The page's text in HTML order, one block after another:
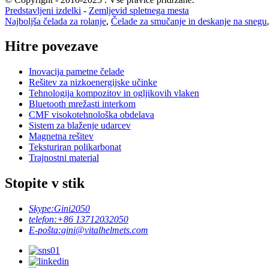
Predstavljeni izdelki - Zemljevid spletnega mesta
Najboljša čelada za rolanje, Čelade za smučanje in deskanje na snegu,
Hitre povezave
Inovacija pametne čelade
Rešitev za nizkoenergijske učinke
Tehnologija kompozitov in ogljikovih vlaken
Bluetooth mrežasti interkom
CMF visokotehnološka obdelava
Sistem za blaženje udarcev
Magnetna rešitev
Teksturiran polikarbonat
Trajnostni material
Stopite v stik
Skype:Gini2050
telefon:+86 13712032050
E-pošta:gini@vitalhelmets.com